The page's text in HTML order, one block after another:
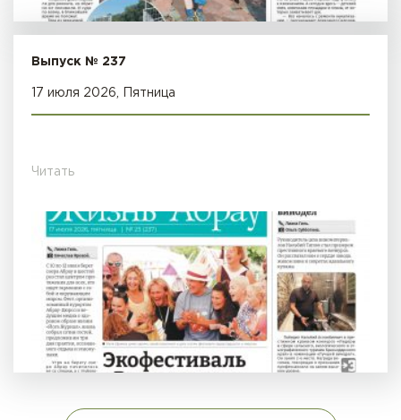
Выпуск № 237
17 июля 2026, Пятница
Читать